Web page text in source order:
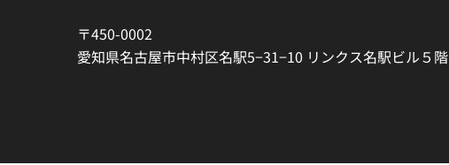
〒450-0002
愛知県名古屋市中村区名駅5−31−10 リンクス名駅ビル５階